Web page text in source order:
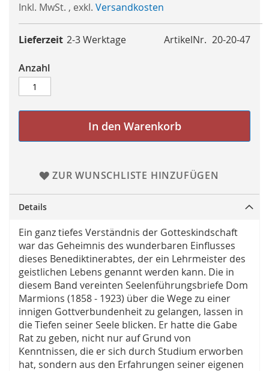
Inkl. MwSt. , exkl. Versandkosten
ArtikelNr. 20-20-47
Lieferzeit 2-3 Werktage
Anzahl
In den Warenkorb
ZUR WUNSCHLISTE HINZUFÜGEN
Details
Ein ganz tiefes Verständnis der Gotteskindschaft
war das Geheimnis des wunderbaren Einflusses
dieses Benediktinerabtes, der ein Lehrmeister des
geistlichen Lebens genannt werden kann. Die in
diesem Band vereinten Seelenführungsbriefe Dom
Marmions (1858 - 1923) über die Wege zu einer
innigen Gottverbundenheit zu gelangen, lassen in
die Tiefen seiner Seele blicken. Er hatte die Gabe
Rat zu geben, nicht nur auf Grund von
Kenntnissen, die er sich durch Studium erworben
hat, sondern aus den Erfahrungen seiner eigenen